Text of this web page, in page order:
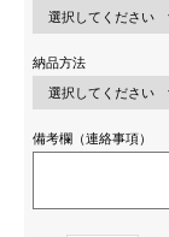
納品方法
備考欄（連絡事項）